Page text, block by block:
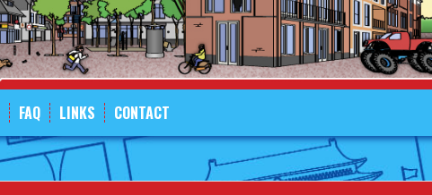
FAQ LINKS CONTACT